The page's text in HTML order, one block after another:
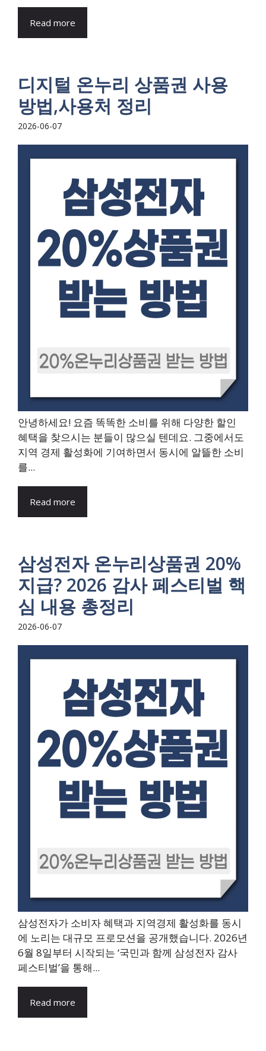
Read more
디지털 온누리 상품권 사용
방법,사용처 정리
2026-06-07
안녕하세요! 요즘 똑똑한 소비를 위해 다양한 할인
혜택을 찾으시는 분들이 많으실 텐데요. 그중에서도
지역 경제 활성화에 기여하면서 동시에 알뜰한 소비
를...
Read more
삼성전자 온누리상품권 20%
지급? 2026 감사 페스티벌 핵
심 내용 총정리
2026-06-07
삼성전자가 소비자 혜택과 지역경제 활성화를 동시
에 노리는 대규모 프로모션을 공개했습니다. 2026년
6월 8일부터 시작되는 ‘국민과 함께 삼성전자 감사
페스티벌’을 통해...
Read more